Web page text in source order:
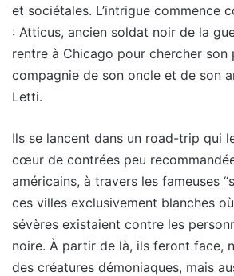
et sociétales. L’intrigue commence
: Atticus, ancien soldat noir de la
rentre à Chicago pour chercher son
compagnie de son oncle et de son
Letti.
Ils se lancent dans un road-trip qui
cœur de contrées peu
américains, à travers les fameuses
ces villes exclusivement blanches
sévères existaient contre les
noire. À partir de là, ils feront face,
des créatures démoniaques, mais